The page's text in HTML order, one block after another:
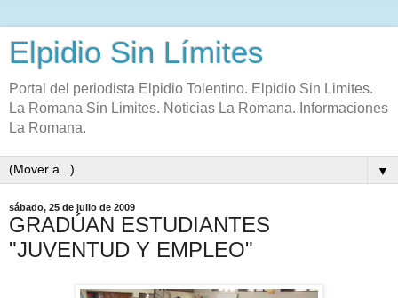
Elpidio Sin Límites
Portal del periodista Elpidio Tolentino. Elpidio Sin Limites.
La Romana Sin Limites. Noticias La Romana. Informaciones
La Romana.
▼
sábado, 25 de julio de 2009
GRADÚAN ESTUDIANTES
"JUVENTUD Y EMPLEO"